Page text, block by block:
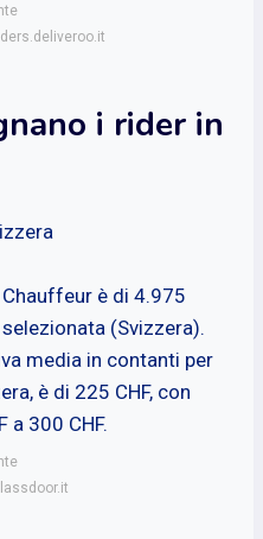
i rider in
è di 4.975
(Svizzera).
media in contanti per
è di 225 CHF, con
a 300 CHF.